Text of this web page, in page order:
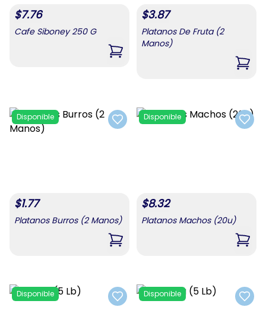
$7.76
Cafe Siboney 250 G
,Cafe Siboney 250 G
$3.87
Platanos De Fruta (2
Manos)
,
Add to favorites
Disponible
$1.77
Platanos Burros (2 Manos)
,Platanos Burros (2 Manos)
Add
Disponible
$8.32
Platanos Machos (20u)
,
Add to favorites
Disponible
Add
Disponible